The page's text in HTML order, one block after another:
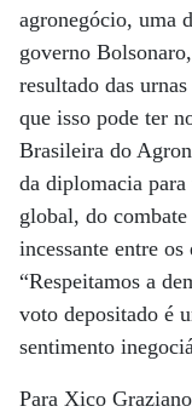
agronegócio, uma
governo
resultado das
que isso pode ter
Brasileira do
da diplomacia
global, do
incessante entre
“Respeitamos a
voto depositado é
sentimento
Para Xico